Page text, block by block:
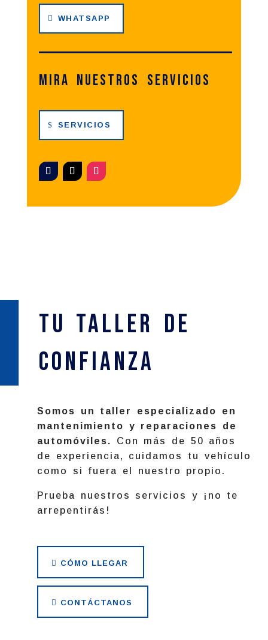
WHATSAPP
Mira nuestros servicios
SERVICIOS
Tu Taller de
confianza
Somos un taller especializado en
mantenimiento y reparaciones de
automóviles. Con más de 50 años
de experiencia, cuidamos tu vehículo
como si fuera el nuestro propio.
Prueba nuestros servicios y ¡no te
arrepentirás!
CÓMO LLEGAR
CONTÁCTANOS